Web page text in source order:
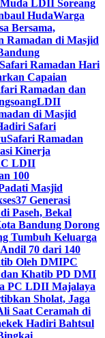
LDII Soreang
HudaWarga
Bersama,
Ramadan di Masjid
Ramadan Hari
Capaian
Ramadan dan
LDII
di Masjid
Safari
Safari Ramadan
Kinerja
LDII
100
Masjid
37 Generasi
Paseh, Bekal
Bandung Dorong
Tumbuh Keluarga
70 dari 140
Oleh DMIPC
Khatib PD DMI
PC LDII Majalaya
Sholat, Jaga
Saat Ceramah di
Hadiri Bahtsul